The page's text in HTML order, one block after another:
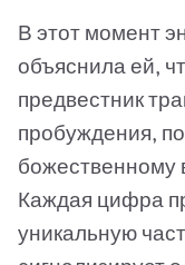
В этот момент
объяснила ей,
предвестник
пробуждения,
божественному
Каждая цифра
уникальную